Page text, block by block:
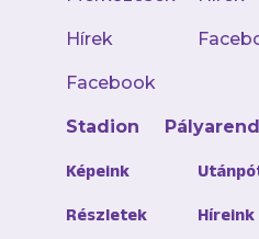
Hírek
Facebook
Stadion Pályarend
Képeink
Részletek Híreink
A héten a Süper Lig
Az Újpest FC sok